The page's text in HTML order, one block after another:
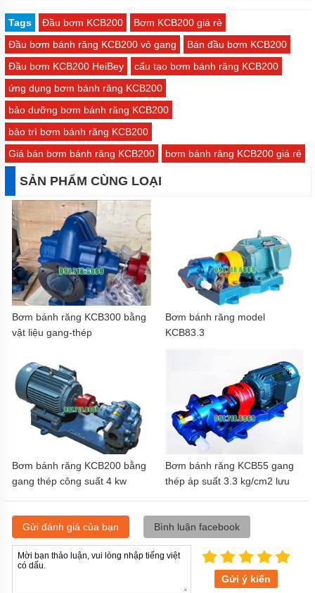
Tags Đầu bơm KCB200
Bơm KCB200 giá rẻ
Đầu bơm bánh răng KCB200 vỏ gang
Bán đầu bơm KCB200
Đầu bơm KCB200 HeiBey
cấu tạo bơm bánh răng KCB200
ứng dụng bơm bánh răng KCB200
bảo dưỡng bơm bánh răng KCB200
bảo trì bơm bánh răng KCB200
Giá bán bơm bánh răng KCB200
bơm bánh răng KCB200 giá rẻ
SẢN PHẨM CÙNG LOẠI
Bơm bánh răng KCB300 bằng
vật liệu gang-thép
Bơm bánh răng model
KCB83.3
Bơm bánh răng KCB200 bằng
gang thép công suất 4 kw
Bơm bánh răng KCB55 gang
thép áp suất 3.3 kg/cm2 lưu
Gửi đánh giá của bạn Bình luận facebook
Gửi ý kiến